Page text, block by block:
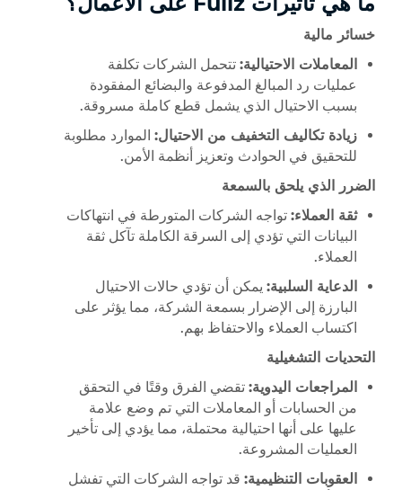
خسائر مالية
المعاملات الاحتيالية: تتحمل الشركات تكلفة
عمليات رد المبالغ المدفوعة والبضائع المفقودة
بسبب الاحتيال الذي يشمل قطع كاملة مسروقة.
زيادة تكاليف التخفيف من الاحتيال: الموارد مطلوبة
للتحقيق في الحوادث وتعزيز أنظمة الأمن.
الضرر الذي يلحق بالسمعة
ثقة العملاء: تواجه الشركات المتورطة في انتهاكات
البيانات التي تؤدي إلى السرقة الكاملة تآكل ثقة
العملاء.
الدعاية السلبية: يمكن أن تؤدي حالات الاحتيال
البارزة إلى الإضرار بسمعة الشركة، مما يؤثر على
اكتساب العملاء والاحتفاظ بهم.
التحديات التشغيلية
المراجعات اليدوية: تقضي الفرق وقتًا في التحقق
من الحسابات أو المعاملات التي تم وضع علامة
عليها على أنها احتيالية محتملة، مما يؤدي إلى تأخير
العمليات المشروعة.
العقوبات التنظيمية: قد تواجه الشركات التي تفشل